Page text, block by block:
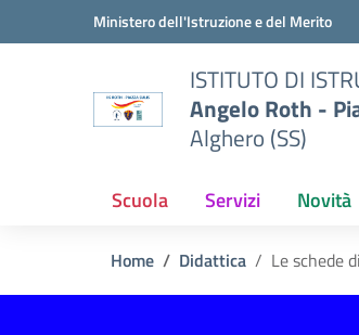
Vai ai contenuti
Vai al menu di navigazioneMinistero dell'Istruzione e del Merito
ISTITUTO DI
Angelo Roth -
Alghero (SS)
Scuola Servizi Novità
Home Didattica Le schede